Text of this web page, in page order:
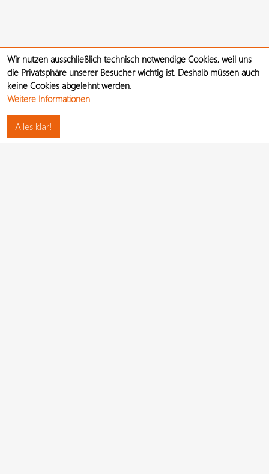
Wir nutzen ausschließlich technisch notwendige Cookies, weil uns
die Privatsphäre unserer Besucher wichtig ist. Deshalb müssen auch
keine Cookies abgelehnt werden.
Weitere Informationen
Alles klar!